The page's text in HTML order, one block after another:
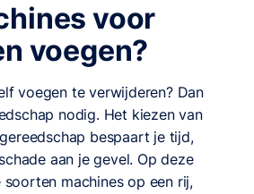
voor
voegen?
voegen te verwijderen? Dan
nodig. Het kiezen van
bespaart je tijd,
aan je gevel. Op deze
machines op een rij,